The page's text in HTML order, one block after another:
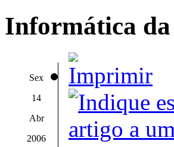
Informática
Sex
14
Abr
2006